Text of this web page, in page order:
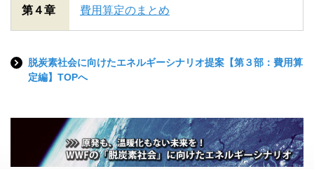
第４章 費用算定のまとめ
脱炭素社会に向けたエネルギーシナリオ提案【第３部：費用算
定編】TOPへ